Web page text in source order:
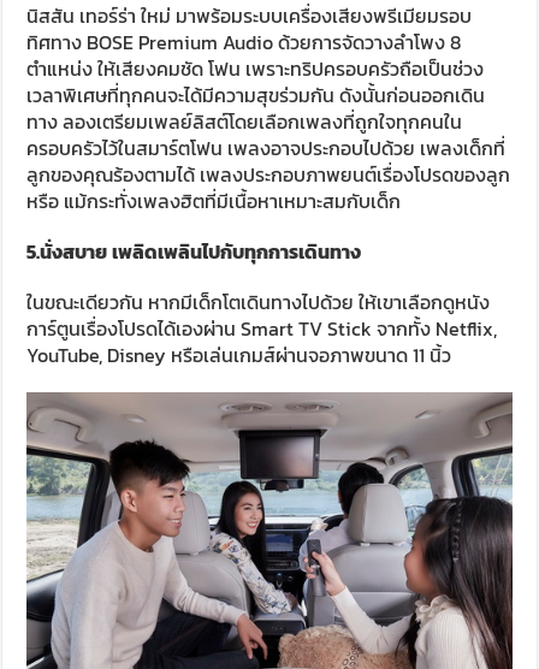
นิสสัน เทอร์ร่า ใหม่ มาพร้อมระบบเครื่องเสียงพรีเมียมรอบ
ทิศทาง BOSE Premium Audio ด้วยการจัดวางลำโพง 8
ตำแหน่ง ให้เสียงคมชัด โฟน เพราะทริปครอบครัวถือเป็นช่วง
เวลาพิเศษที่ทุกคนจะได้มีความสุขร่วมกัน ดังนั้นก่อนออกเดิน
ทาง ลองเตรียมเพลย์ลิสต์โดยเลือกเพลงที่ถูกใจทุกคนใน
ครอบครัวไว้ในสมาร์ตโฟน เพลงอาจประกอบไปด้วย เพลงเด็กที่
ลูกของคุณร้องตามได้ เพลงประกอบภาพยนต์เรื่องโปรดของลูก
หรือ แม้กระทั่งเพลงฮิตที่มีเนื้อหาเหมาะสมกับเด็ก
5.นั่งสบายเพลิดเพลินไปกับทุกการเดินทาง
ในขณะเดียวกัน หากมีเด็กโตเดินทางไปด้วย ให้เขาเลือกดูหนัง
การ์ตูนเรื่องโปรดได้เองผ่าน Smart TV Stick จากทั้ง Netflix,
YouTube, Disney หรือเล่นเกมส์ผ่านจอภาพขนาด 11 นิ้ว